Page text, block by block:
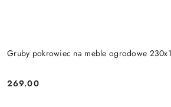
Gruby pokrowiec na meble ogrodowe
Cena:
269.00